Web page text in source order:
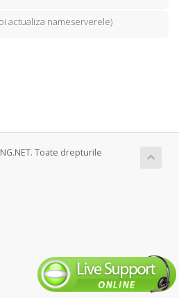
actualiza nameserverele)
Toate drepturile